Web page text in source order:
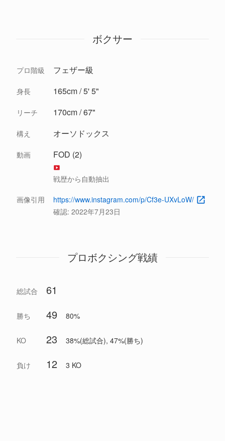
ボクサー
プロ階級 フェザー級
身長 165cm / 5' 5"
リーチ 170cm / 67"
構え オーソドックス
動画 FOD (2)
戦歴から自動抽出
画像引用
https://www.instagram.com/p/Cf3e-UXvLoW/
確認: 2022年7月23日
プロボクシング戦績
総試合 61
勝ち 49 80%
KO 23 38%(総試合), 47%(勝ち)
負け 12 3 KO